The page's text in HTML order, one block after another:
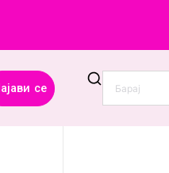
за фризери и
се